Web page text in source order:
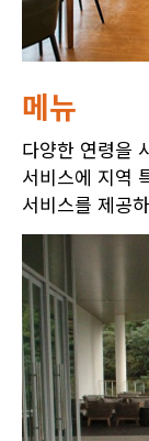
메뉴
다양한 연령을
서비스에 지역
서비스를 제공